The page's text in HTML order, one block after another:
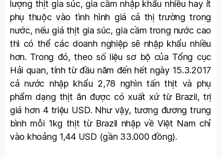
lượng thịt gia súc, gia cầm nhập khẩu nhiều hay ít
phụ thuộc vào tình hình giá cả thị trường trong
nước, nếu giá thịt gia súc, gia cầm trong nước cao
thì có thể các doanh nghiệp sẽ nhập khẩu nhiều
hơn. Trong đó, theo số liệu sơ bộ của Tổng cục
Hải quan, tính từ đầu năm đến hết ngày 15.3.2017
cả nước nhập khẩu 2,78 nghìn tấn thịt và phụ
phẩm dạng thịt ăn được có xuất xứ từ Brazil, trị
giá hơn 4 triệu USD. Như vậy, tương đương trung
bình mỗi 1kg thịt từ Brazil nhập về Việt Nam chỉ
vào khoảng 1,44 USD (gần 33.000 đồng).